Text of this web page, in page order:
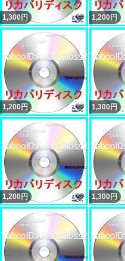
1,300円 いいね！
1,200円
1,200円 いいね！
1,300円
1,200円 いいね！
1,300円